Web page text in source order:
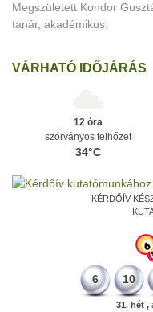
Megszületett Kondor
tanár, akadémikus.
VÁRHATÓ IDŐJÁRÁS
12 óra
szórványos felhőzet
34°C
KÉRDŐÍV
6 10
31. hét ,